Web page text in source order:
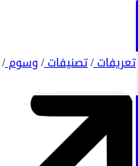
تعريفات/ تصنيفات/ وسوم/